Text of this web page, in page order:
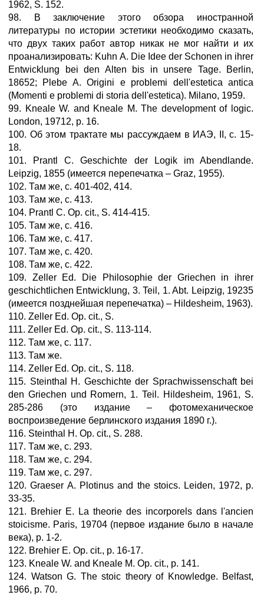
1962, S. 152.
98. В заключение этого обзора иностранной
литературы по истории эстетики необходимо сказать,
что двух таких работ автор никак не мог найти и их
проанализировать: Kuhn А. Die Idee der Schonen in ihrer
Entwicklung bei den Alten bis in unsere Tage. Berlin,
18652; Plebe A. Origini e problemi dell'estetica antica
(Momenti e problemi di storia dell'estetica). Milano, 1959.
99. Kneale W. and Kneale M. The development of logic.
London, 19712, p. 16.
100. Об этом трактате мы рассуждаем в ИАЭ, II, с. 15-
18.
101. Prantl С. Geschichte der Logik im Abendlande.
Leipzig, 1855 (имеется перепечатка – Graz, 1955).
102. Там же, с. 401-402, 414.
103. Там же, с. 413.
104. Prantl С. Ор. cit., S. 414-415.
105. Там же, с. 416.
106. Там же, с. 417.
107. Там же, с. 420.
108. Там же, с. 422.
109. Zeller Еd. Die Philosophie der Griechen in ihrer
geschichtlichen Entwicklung, 3. Teil, 1. Abt. Leipzig, 19235
(имеется позднейшая перепечатка) – Hildesheim, 1963).
110. Zeller Ed. Op. cit., S.
111. Zeller Ed. Op. cit., S. 113-114.
112. Там же, с. 117.
113. Там же.
114. Zeller Ed. Op. cit., S. 118.
115. Steinthal H. Geschichte der Sprachwissenschaft bei
den Griechen und Romern, 1. Teil. Hildesheim, 1961, S.
285-286 (это издание – фотомеханическое
воспроизведение берлинского издания 1890 г.).
116. Steinthal H. Op. cit., S. 288.
117. Там же, с. 293.
118. Там же, с. 294.
119. Там же, с. 297.
120. Graeser А. Plotinus and the stoics. Leiden, 1972, р.
33-35.
121. Brehier E. La theorie des incorporels dans l'ancien
stoicisme. Paris, 19704 (первое издание было в начале
века), р. 1-2.
122. Brehier E. Ор. cit., р. 16-17.
123. Kneale W. and Kneale M. Op. cit., p. 141.
124. Watson G. The stoic theory of Knowledge. Belfast,
1966, p. 70.